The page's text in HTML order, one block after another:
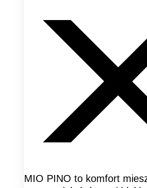
MIO PINO to komfort